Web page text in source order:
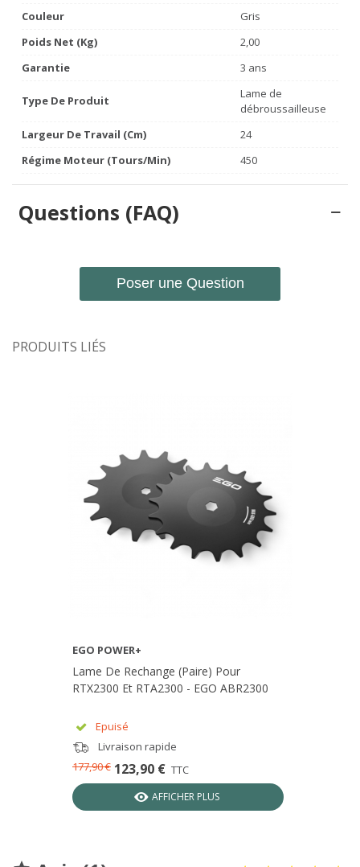
Couleur
Gris
Poids Net (Kg)
2,00
Garantie
3 ans
Type De Produit
Lame de
débroussailleuse
Largeur De Travail (cm)
24
Régime Moteur (tours/min)
450
Questions (FAQ)
Poser une Question
PRODUITS LIÉS
EGO POWER+
Lame De Rechange (paire) Pour
RTX2300 Et RTA2300 - EGO ABR2300
Epuisé
Livraison rapide
123,90 € TTC
177,90 €
AFFICHER PLUS